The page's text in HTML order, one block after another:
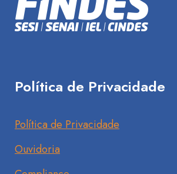
Política de Privacidade
Política de Privacidade
Ouvidoria